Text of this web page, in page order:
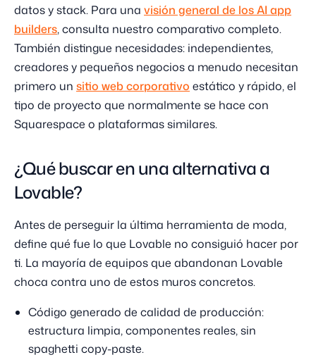
datos y stack. Para una visión general de los AI app
builders, consulta nuestro comparativo completo.
También distingue necesidades: independientes,
creadores y pequeños negocios a menudo necesitan
primero un sitio web corporativo estático y rápido, el
tipo de proyecto que normalmente se hace con
Squarespace o plataformas similares.
¿Qué buscar en una alternativa a
Lovable?
Antes de perseguir la última herramienta de moda,
define qué fue lo que Lovable no consiguió hacer por
ti. La mayoría de equipos que abandonan Lovable
choca contra uno de estos muros concretos.
Código generado de calidad de producción:
estructura limpia, componentes reales, sin
spaghetti copy-paste.